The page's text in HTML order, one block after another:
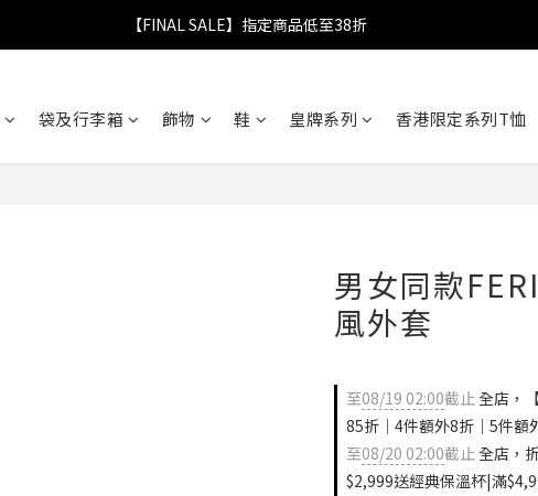
【FINAL SALE】指定商品低至38折
【FINAL SALE】指定商品低至38折
【FINAL SALE】全單免運費
袋及行李箱 飾物 鞋 皇牌系列 香港限定系列T恤
男女同款
風外套
至08/19 02:00截止全店，
85折｜4件額外8折｜5件額
至08/20 02:00截止全店，
$2,999送經典保溫杯|滿